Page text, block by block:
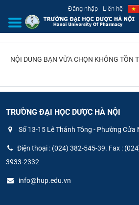
Đăng nhập Liên hệ
GIỚI THIỆU
CƠ CẤU TỔ CHỨC
TUYỂN SINH
ĐẢM BẢO CHẤT LƯỢNG
KHOA HỌC CÔNG NGHỆ
NỘI DUNG BẠN VỪA CHỌN KHÔNG TỒN
TRƯỜNG ĐẠI HỌC DƯỢC HÀ NỘI
Số 13-15 Lê Thánh Tông - Phường Cửa
Điện thoại : (024) 382-545-39. Fax :
3933-2332
info@hup.edu.vn